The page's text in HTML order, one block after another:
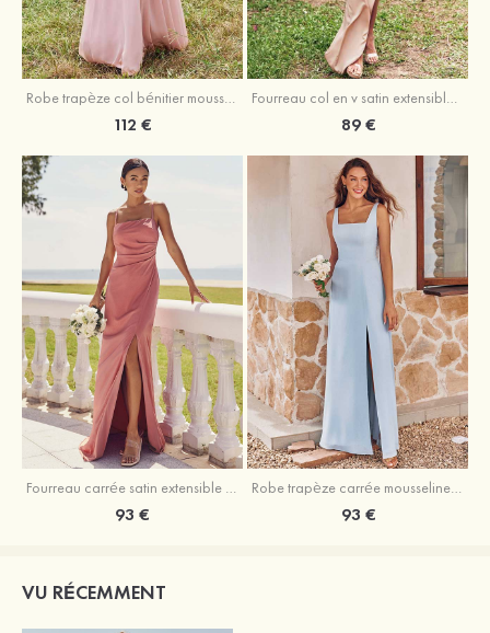
Robe trapèze col bénitier mousseline ras du sol robe de demoiselle d'honneur
112 €
Fourreau col en v satin extensible asymétrique robe de demoiselle d'honneur
89 €
Fourreau carrée satin extensible ras du sol robe de demoiselle d'honneur
93 €
Robe trapèze carrée mousseline ras du sol robe de demoiselle d'honneur
93 €
VU RÉCEMMENT